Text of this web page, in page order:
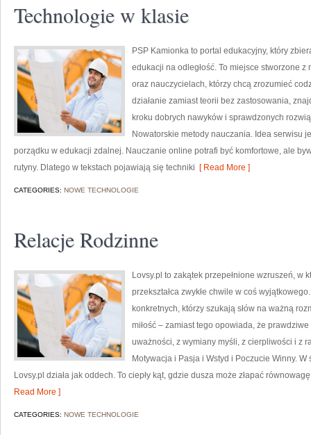
Technologie w klasie
PSP Kamionka to portal edukacyjny, który
edukacji na odległość. To miejsce stworzone
oraz nauczycielach, którzy chcą zrozumieć
działanie zamiast teorii bez zastosowania,
kroku dobrych nawyków i sprawdzonych
Nowatorskie metody nauczania. Idea serwisu
porządku w edukacji zdalnej. Nauczanie online potrafi być komfortowe, ale
rutyny. Dlatego w tekstach pojawiają się techniki [ Read More ]
CATEGORIES: NOWE TECHNOLOGIE
Relacje Rodzinne
Lovsy.pl to zakątek przepełnione wzruszeń, w
przekształca zwykłe chwile w coś
konkretnych, którzy szukają słów na ważną
miłość – zamiast tego opowiada, że
uważności, z wymiany myśli, z cierpliwości i z
Motywacja i Pasja i Wstyd i Poczucie Winny.
Lovsy.pl działa jak oddech. To ciepły kąt, gdzie dusza może złapać
Read More ]
CATEGORIES: NOWE TECHNOLOGIE